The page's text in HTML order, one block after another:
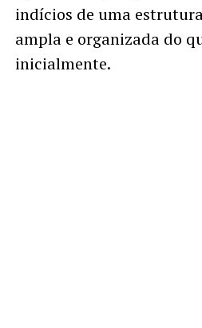
indícios de uma
ampla e organizada do
inicialmente.